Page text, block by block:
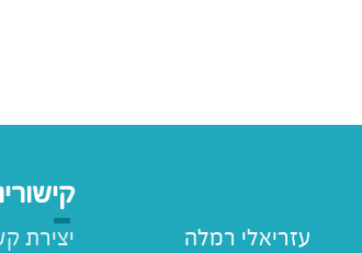
עזריאלי רמלה
יצירת